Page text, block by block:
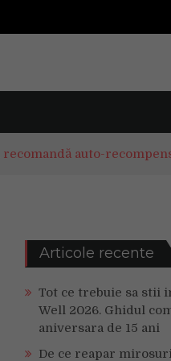
auto-
Articole recente
Tot ce trebuie sa stii
Well 2026. Ghidul
aniversara de 15 ani
De ce reapar